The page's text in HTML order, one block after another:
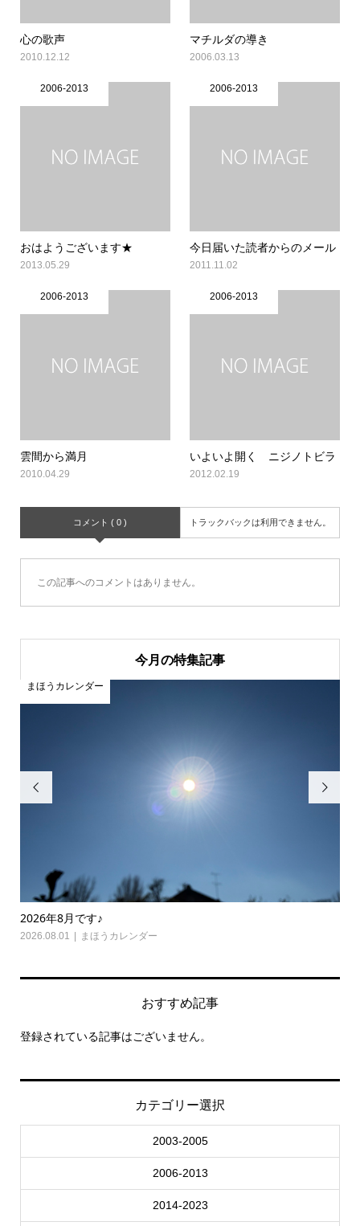
心の歌声
2010.12.12
マチルダの導き
2006.03.13
2006-2013
おはようございます★
2013.05.29
2006-2013
今日届いた読者からのメール
2011.11.02
2006-2013
雲間から満月
2010.04.29
2006-2013
いよいよ開く ニジノトビラ
2012.02.19
コメント ( 0 ) トラックバックは利用できません。
この記事へのコメントはありません。
今月の特集記事

2026年7月です♪
2026.07.01 まほうカレンダー
まほうカレンダー

おすすめ記事
登録されている記事はございません。
カテゴリー選択
2003-2005
2006-2013
2014-2023